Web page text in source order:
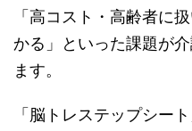
「高コスト・高齢者に
かる」といった課題が
ます。
「脳トレステップシート